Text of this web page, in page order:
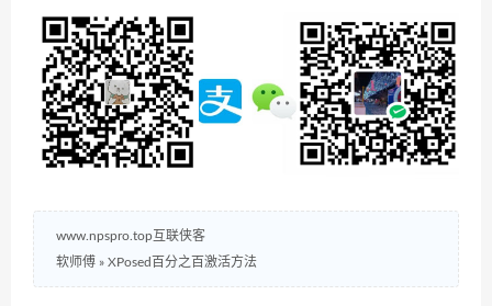
www.npspro.top互联侠客
软师傅 » XPosed百分之百激活方法